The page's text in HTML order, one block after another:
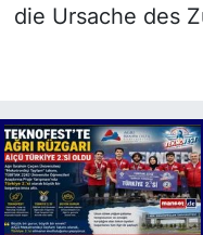
die Ursache des